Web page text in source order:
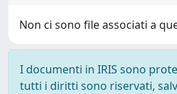
Non ci sono file associati a
I documenti in IRIS sono
tutti i diritti sono riservati,